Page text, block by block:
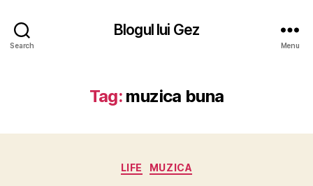
Search
Blogul lui Gez
Menu
Tag: muzica buna
Categories
LIFE MUZICA